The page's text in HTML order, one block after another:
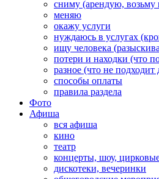
сниму (арендую, возьму
меняю
окажу услуги
нуждаюсь в услугах
ищу человека
потери и находки (что
разное (что не подходит
способы оплаты
правила раздела
Фото
Афиша
вся афиша
кино
театр
концерты, шоу,
дискотеки, вечеринки